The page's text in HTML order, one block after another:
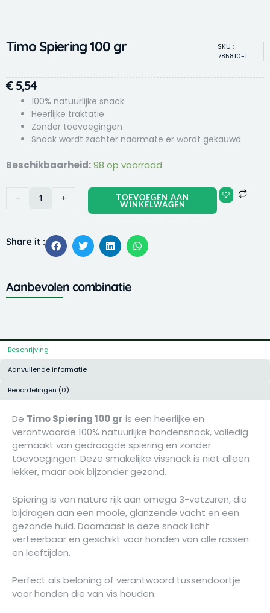
Timo Spiering 100 gr
SKU :
785810-1
€5,54
100% natuurlijke snack
Heerlijke traktatie
Zonder toevoegingen
Snack wordt zachter naarmate er wordt gekauwd
Beschikbaarheid:98 op voorraad
-
Timo
+ TOEVOEGEN AAN
WINKELWAGEN
Share it :
Aanbevolen combinatie
Beschrijving
Aanvullende informatie
Beoordelingen (0)
De Timo Spiering 100 gr is een heerlijke en
verantwoorde 100% natuurlijke hondensnack, volledig
gemaakt van gedroogde spiering en zonder
toevoegingen. Deze smakelijke vissnack is niet alleen
lekker, maar ook bijzonder gezond.
Spiering is van nature rijk aan omega 3-vetzuren, die
bijdragen aan een mooie, glanzende vacht en een
gezonde huid. Daarnaast is deze snack licht
verteerbaar en geschikt voor honden van alle rassen
en leeftijden.
Perfect als beloning of verantwoord tussendoortje
voor honden die van vis houden.